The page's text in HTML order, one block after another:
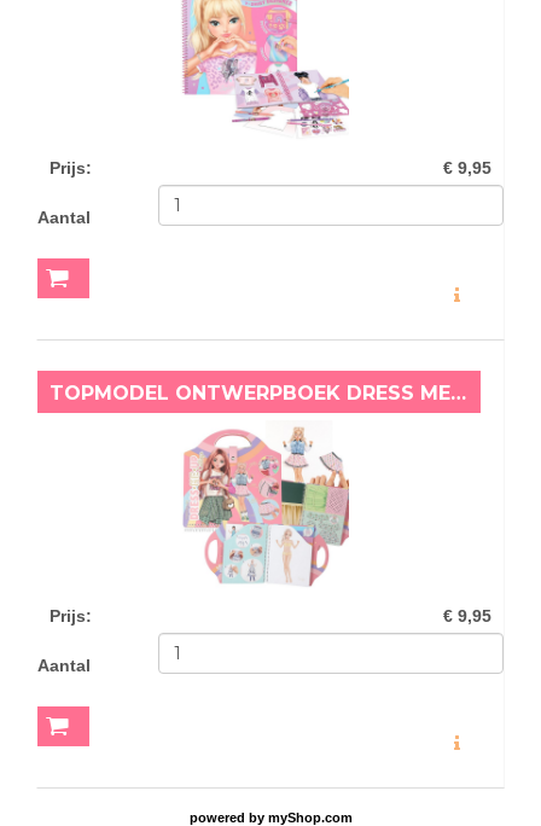
Prijs: € 9,95
Aantal
TOPMODEL ONTWERPBOEK DRESS ME UP COLLAGE
Prijs: € 9,95
Aantal
powered by myShop.com